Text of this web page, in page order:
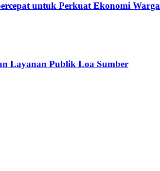
untuk Perkuat Ekonomi Warga
Layanan Publik Loa Sumber